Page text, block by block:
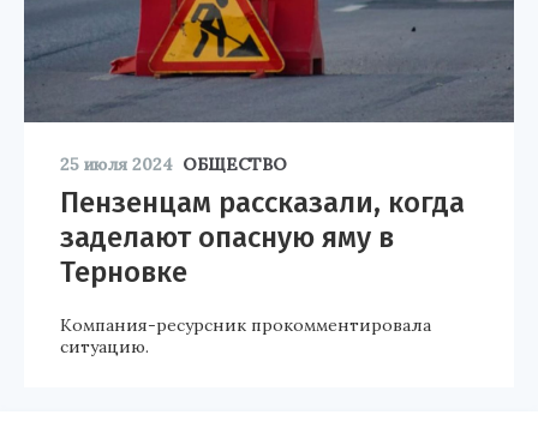
25 июля 2024 ОБЩЕСТВО
Пензенцам рассказали, когда
заделают опасную яму в
Терновке
Компания-ресурсник прокомментировала
ситуацию.